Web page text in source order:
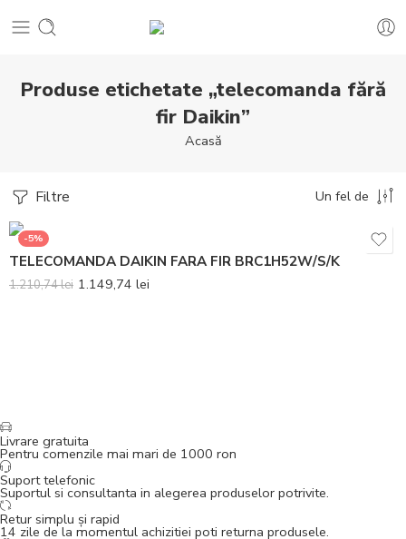
Produse etichetate „telecomanda fără
fir Daikin”
Acasă
Filtre Un fel de
-5%
TELECOMANDA DAIKIN FARA FIR BRC1H52W/S/K
1.210,74lei 1.149,74 lei
Livrare gratuita
Pentru comenzile mai mari de 1000 ron
Suport telefonic
Suportul si consultanta in alegerea produselor potrivite.
Retur simplu și rapid
14 zile de la momentul achizitiei poti returna produsele.